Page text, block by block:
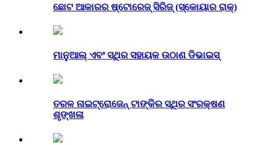
ଛୋଟ ଆକାରର ଷ୍ଟୋରେଜ୍ ସିରିଜ୍ (ସ୍କୋୟାର ରାକ୍)
ମାନୁଆଲ୍ ଏବଂ ସ୍ଥିର ସହାୟକ ଉଠାଣ ଡିଭାଇସ୍
ତରଳ ନାଇଟ୍ରୋଜେନ୍ ଟାଙ୍କିର ସ୍ଥିର ସଂରକ୍ଷଣ
ଶୃଙ୍ଖଳା